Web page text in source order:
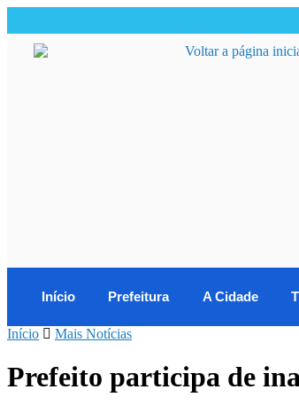
Início Prefeitura A Cidade
Início Mais Notícias
Prefeito participa de